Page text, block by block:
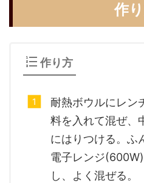
作
作り方
耐熱ボウルにレン
料を入れて混ぜ、
にはりつける。ふ
電子レンジ
し、よく混ぜる。